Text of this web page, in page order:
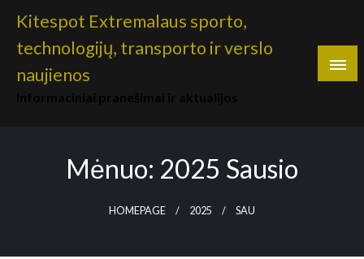
content
Kitespot Extremalaus sporto,
technologijų, transporto ir verslo
naujienos
Mėnuo: 2025 Sausio
HOMEPAGE 2025 SAU